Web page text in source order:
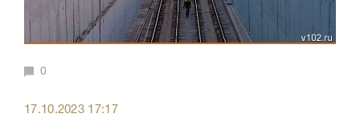
0
17.10.2023 17:17